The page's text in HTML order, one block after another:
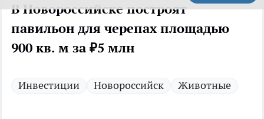
В Новороссийске построят
павильон для черепах площадью
900 кв. м за ₽5 млн
Инвестиции Новороссийск Животные